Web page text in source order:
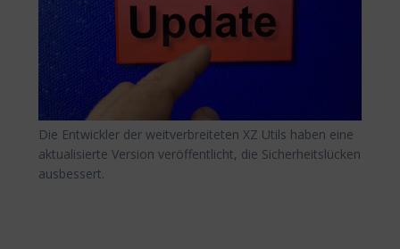
Die Entwickler der weitverbreiteten XZ Utils haben eine
aktualisierte Version veröffentlicht, die Sicherheitslücken
ausbessert.